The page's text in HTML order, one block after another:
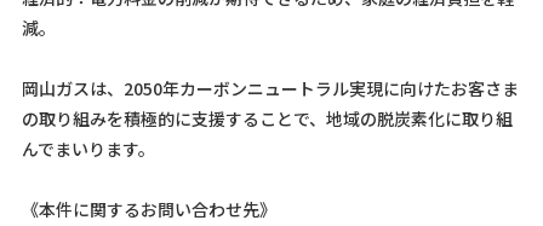
減。
岡山ガスは、2050年カーボンニュートラル実現に向けたお客さま
の取り組みを積極的に支援することで、地域の脱炭素化に取り組
んでまいります。
《本件に関するお問い合わせ先》